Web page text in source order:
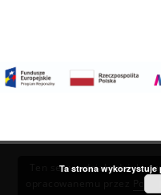
Ten serwis działa dzięki
Ta strona